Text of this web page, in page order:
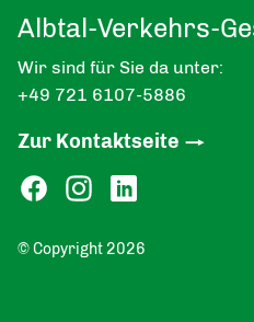
Albtal-Verkehrs-
Wir sind für Sie da unter:
+49 721 6107-5886
Zur Kontaktseite
© Copyright 2026